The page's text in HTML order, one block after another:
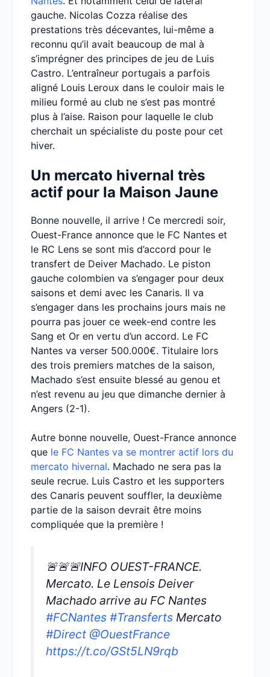
gauche. Nicolas Cozza réalise des
prestations très décevantes, lui-même a
reconnu qu’il avait beaucoup de mal à
s’imprégner des principes de jeu de Luis
Castro. L’entraîneur portugais a parfois
aligné Louis Leroux dans le couloir mais le
milieu formé au club ne s’est pas montré
plus à l’aise. Raison pour laquelle le club
cherchait un spécialiste du poste pour cet
hiver.
Un mercato hivernal très
actif pour la Maison Jaune
Bonne nouvelle, il arrive ! Ce mercredi soir,
Ouest-France annonce que le FC Nantes et
le RC Lens se sont mis d’accord pour le
transfert de Deiver Machado. Le piston
gauche colombien va s’engager pour deux
saisons et demi avec les Canaris. Il va
s’engager dans les prochains jours mais ne
pourra pas jouer ce week-end contre les
Sang et Or en vertu d’un accord. Le FC
Nantes va verser 500.000€. Titulaire lors
des trois premiers matches de la saison,
Machado s’est ensuite blessé au genou et
n’est revenu au jeu que dimanche dernier à
Angers (2-1).
Autre bonne nouvelle, Ouest-France annonce
que le FC Nantes va se montrer actif lors du
mercato hivernal. Machado ne sera pas la
seule recrue. Luis Castro et les supporters
des Canaris peuvent souffler, la deuxième
partie de la saison devrait être moins
compliquée que la première !
🚨🚨🚨INFO OUEST-FRANCE.
Mercato. Le Lensois Deiver
Machado arrive au FC Nantes
#FCNantes #Transferts Mercato
#Direct @OuestFrance
https://t.co/GSt5LN9rqb